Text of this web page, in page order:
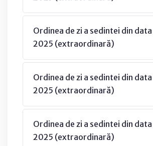
Ordinea de zi a sedintei din
2025 (extraordinară)
Ordinea de zi a sedintei din
2025 (extraordinară)
Ordinea de zi a sedintei din
2025 (extraordinară)